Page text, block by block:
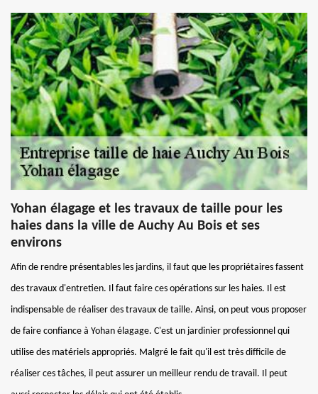
Yohan élagage et les travaux de taille pour les
haies dans la ville de Auchy Au Bois et ses
environs
Afin de rendre présentables les jardins, il faut que les propriétaires fassent
des travaux d'entretien. Il faut faire ces opérations sur les haies. Il est
indispensable de réaliser des travaux de taille. Ainsi, on peut vous proposer
de faire confiance à Yohan élagage. C'est un jardinier professionnel qui
utilise des matériels appropriés. Malgré le fait qu'il est très difficile de
réaliser ces tâches, il peut assurer un meilleur rendu de travail. Il peut